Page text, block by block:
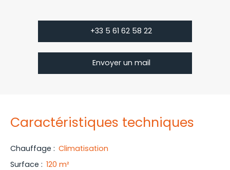
+33 5 61 62 58 22
Envoyer un mail
Caractéristiques techniques
Chauffage : Climatisation
Surface : 120 m²